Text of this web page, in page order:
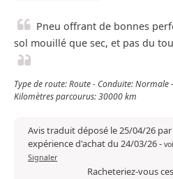
Pneu offrant de bonnes
sol mouillé que sec, et pas du
Type de route: Route - Conduite: Normale
Kilomètres parcourus: 30000 km
Avis traduit déposé le 25/04/26
expérience d'achat du 24/03/26-
Signaler
Racheteriez-vous